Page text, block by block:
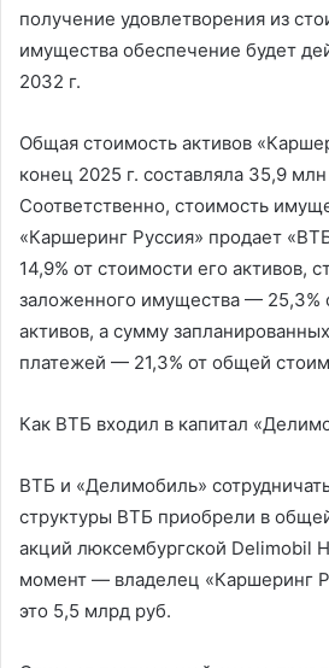
получение удовлетворения из
имущества обеспечение будет
2032 г.
Общая стоимость активов
конец 2025 г. составляла 35,9
Соответственно, стоимость
«Каршеринг Руссия» продает
14,9% от стоимости его активов,
заложенного имущества — 25,3%
активов, а сумму
платежей — 21,3% от общей
Как ВТБ входил в капитал
ВТБ и «Делимобиль»
структуры ВТБ приобрели в
акций люксембургской Delimobil
момент — владелец «Каршеринг
это 5,5 млрд руб.